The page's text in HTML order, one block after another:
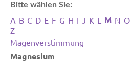
Bitte wählen Sie:
A B C D E F G H I J K L M N O
Z
Magenverstimmung
Magnesium